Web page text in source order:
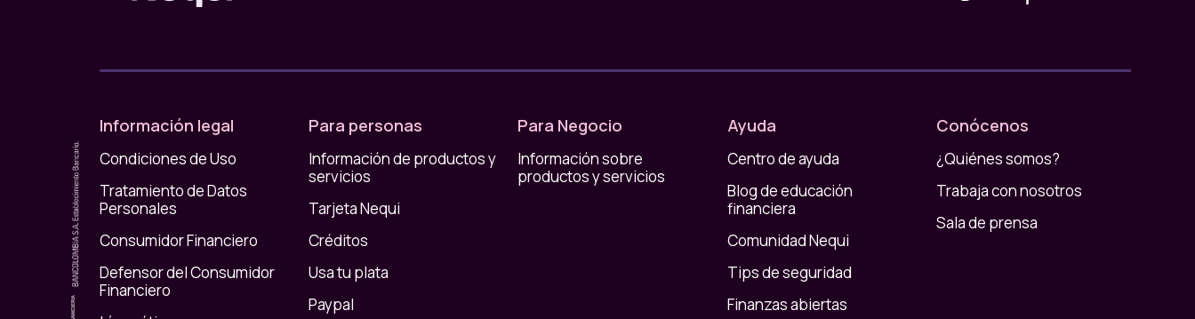
Información legal
Condiciones de Uso
Tratamiento de Datos
Personales
Consumidor Financiero
Defensor del Consumidor
Financiero
Para personas
Información de productos y
servicios
Tarjeta Nequi
Créditos
Usa tu plata
Paypal
Para Negocio
Información sobre
productos y servicios
Ayuda
Centro de ayuda
Blog de educación
financiera
Comunidad Nequi
Tips de seguridad
Finanzas abiertas
Conócenos
¿Quiénes somos?
Trabaja con nosotros
Sala de prensa